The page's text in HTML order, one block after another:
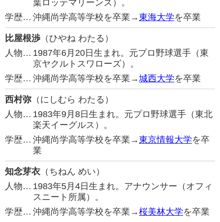
葉ロッテマリーンズ）。
学歴… 沖縄尚学高等学校を卒業→東海大学を卒業
比屋根渉（ひやね わたる）
人物… 1987年6月20日生まれ。元プロ野球選手（東
京ヤクルトスワローズ）。
学歴… 沖縄尚学高等学校を卒業→城西大学を卒業
西村弥 （にしむら わたる）
人物… 1983年9月8日生まれ。元プロ野球選手（東北
楽天イーグルス）。
学歴… 沖縄尚学高等学校を卒業→東京情報大学を卒
業
知念芽衣 （ちねん めい）
人物… 1983年5月4日生まれ。アナウンサー（オフィ
スニート所属）。
学歴… 沖縄尚学高等学校を卒業→桜美林大学を卒業